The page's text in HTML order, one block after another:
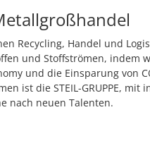
Recycling, Handel und
und Stoffströmen, indem
und die Einsparung von
ist die STEIL-GRUPPE, mit
nach neuen Talenten.